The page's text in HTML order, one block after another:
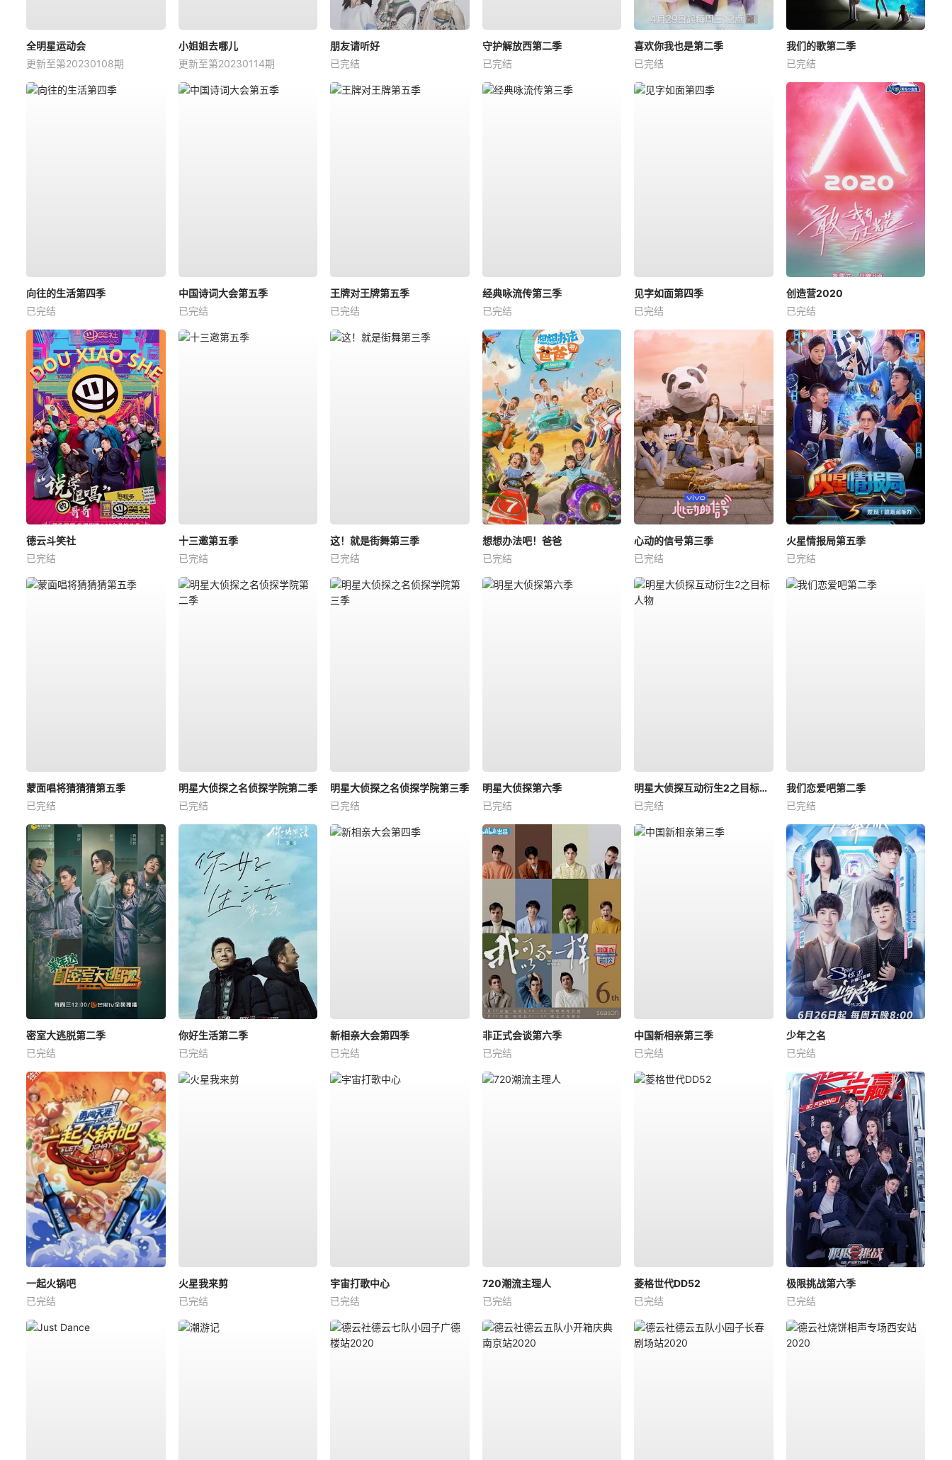
全明星运动会
更新至第20230108期
小姐姐去哪儿
更新至第20230114期
朋友请听好
已完结
守护解放西第二季
已完结
喜欢你我也是第二季
已完结
我们的歌第二季
已完结
向往的生活第四季
已完结
中国诗词大会第五季
已完结
王牌对王牌第五季
已完结
经典咏流传第三季
已完结
见字如面第四季
已完结
创造营2020
已完结
德云斗笑社
已完结
十三邀第五季
已完结
这！就是街舞第三季
已完结
想想办法吧！爸爸
已完结
心动的信号第三季
已完结
火星情报局第五季
已完结
蒙面唱将猜猜猜第五季
已完结
明星大侦探之名侦探学院第二季
已完结
明星大侦探之名侦探学院第三季
已完结
明星大侦探第六季
已完结
明星大侦探互动衍生2之目标人物
已完结
我们恋爱吧第二季
已完结
密室大逃脱第二季
已完结
你好生活第二季
已完结
新相亲大会第四季
已完结
非正式会谈第六季
已完结
中国新相亲第三季
已完结
少年之名
已完结
一起火锅吧
已完结
火星我来剪
已完结
宇宙打歌中心
已完结
720潮流主理人
已完结
菱格世代DD52
已完结
极限挑战第六季
已完结